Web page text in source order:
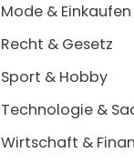
Mode & Einkaufen
Recht & Gesetz
Sport & Hobby
Technologie &
Wirtschaft &